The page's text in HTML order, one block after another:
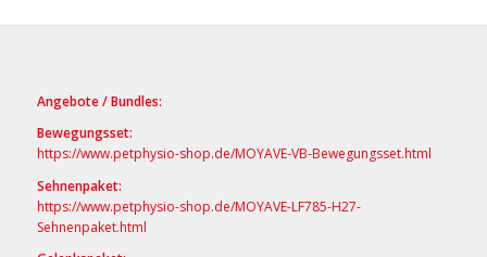
Angebote / Bundles:
Bewegungsset:
https://www.petphysio-shop.de/MOYAVE-VB-Bewegungsset.html
Sehnenpaket:
https://www.petphysio-shop.de/MOYAVE-LF785-H27-
Sehnenpaket.html